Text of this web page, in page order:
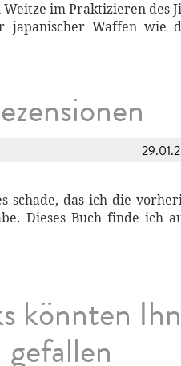
im Praktizieren des
japanischer Waffen wie
schade, das ich die
Dieses Buch finde ich
könnten
gefallen